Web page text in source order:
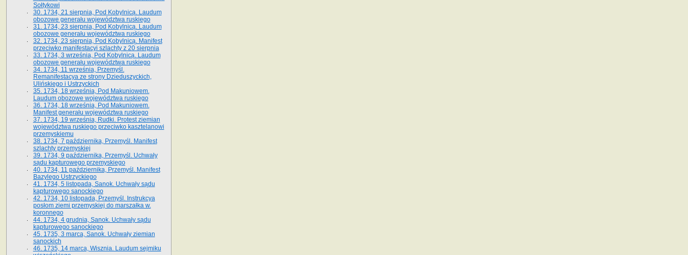
Sołtykowi
30. 1734, 21 sierpnia, Pod Kobylnicą. Laudum
obozowe generału województwa ruskiego
31. 1734, 23 sierpnia, Pod Kobylnicą. Laudum
obozowe generału województwa ruskiego
32. 1734, 23 sierpnia, Pod Kobylnicą. Manifest
przeciwko manifestacyi szlachty z 20 sierpnia
33. 1734, 3 września, Pod Kobylnicą. Laudum
obozowe generału województwa ruskiego
34. 1734, 11 września, Przemyśl.
Remanifestacya ze strony Dzieduszyckich,
Ulińskiego i Ustrzyckich
35. 1734, 18 września, Pod Makuniowem.
Laudum obozowe województwa ruskiego
36. 1734, 18 września, Pod Makuniowem.
Manifest generału województwa ruskiego
37. 1734, 19 września, Rudki. Protest ziemian
województwa ruskiego przeciwko kasztelanowi
przemyskiemu
38. 1734, 7 października, Przemyśl. Manifest
szlachty przemyskiej
39. 1734, 9 października, Przemyśl. Uchwały
sądu kapturowego przemyskiego
40. 1734, 11 października, Przemyśl. Manifest
Bazylego Ustrzyckiego
41. 1734, 5 listopada, Sanok. Uchwały sądu
kapturowego sanockiego
42. 1734, 10 listopada, Przemyśl. Instrukcya
posłom ziemi przemyskiej do marszałka w.
koronnego
44. 1734, 4 grudnia, Sanok. Uchwały sądu
kapturowego sanockiego
45. 1735, 3 marca, Sanok. Uchwały ziemian
sanockich
46. 1735, 14 marca, Wisznia. Laudum sejmiku